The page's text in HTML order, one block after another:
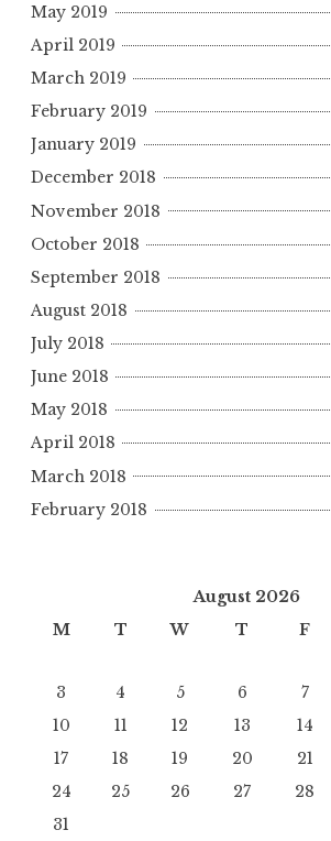
May 2019
April 2019
March 2019
February 2019
January 2019
December 2018
November 2018
October 2018
September 2018
August 2018
July 2018
June 2018
May 2018
April 2018
March 2018
February 2018
August 2026
M
T W T F
3
4 5 6 7
10
11 12 13 14
17
18 19 20 21
24
25 26 27 28
31